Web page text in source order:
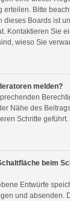
erteilen. Bitte
dieses Boards ist
Kontaktieren Sie
wieso Sie
melden?
Nähe des
Schritte geführt.
beim
Entwürfe
und absenden.